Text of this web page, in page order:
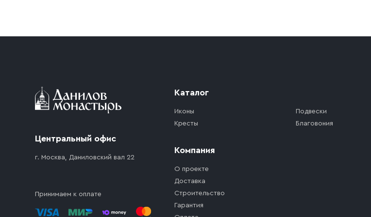
доставка осуществляется до ближайшего места, которое максимально близко к
Центральный офис
г. Москва, Даниловский вал 22
Принимаем к оплате
Каталог
Иконы
Кресты
Подвески
Благовония
Компания
О проекте
Доставка
Строительство
Гарантия